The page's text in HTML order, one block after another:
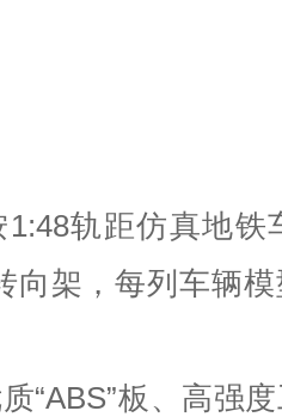
轨距仿真地
向架，每列车辆
“ABS”板、高强